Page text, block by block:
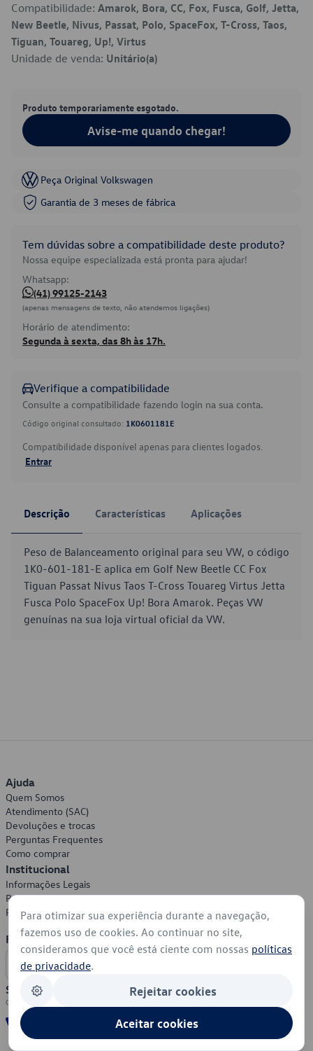
Compatibilidade: Amarok, Bora, CC, Fox, Fusca, Golf, Jetta,
New Beetle, Nivus, Passat, Polo, SpaceFox, T-Cross, Taos,
Tiguan, Touareg, Up!, Virtus
Unidade de venda: Unitário(a)
Produto temporariamente esgotado.
Avise-me quando chegar!
Peça Original Volkswagen
Garantia de 3 meses de fábrica
Tem dúvidas sobre a compatibilidade deste produto?
Nossa equipe especializada está pronta para ajudar!
Whatsapp:
(41) 99125-2143
(apenas mensagens de texto, não atendemos ligações)
Horário de atendimento:
Segunda à sexta, das 8h às 17h.
Verifique a compatibilidade
Consulte a compatibilidade fazendo login na sua conta.
Código original consultado: 1K0601181E
Compatibilidade disponível apenas para clientes logados.
Entrar
Descrição Características Aplicações
Peso de Balanceamento original para seu VW, o código
1K0-601-181-E aplica em Golf New Beetle CC Fox
Tiguan Passat Nivus Taos T-Cross Touareg Virtus Jetta
Fusca Polo SpaceFox Up! Bora Amarok. Peças VW
genuínas na sua loja virtual oficial da VW.
Ajuda
Quem Somos
Atendimento (SAC)
Devoluções e trocas
Perguntas Frequentes
Como comprar
Institucional
Informações Legais
Política de Privacidade
Política de Cookies
Formas de Pagamento
Segurança
Para otimizar sua experiência durante a navegação,
fazemos uso de cookies. Ao continuar no site,
consideramos que você está ciente com nossas políticas
de privacidade.
Rejeitar cookies
Aceitar cookies